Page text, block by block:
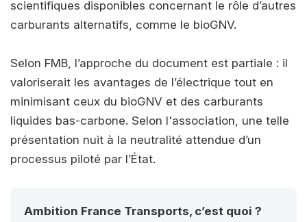
scientifiques disponibles concernant le rôle d’autres
carburants alternatifs, comme le bioGNV.
Selon FMB, l’approche du document est partiale : il
valoriserait les avantages de l’électrique tout en
minimisant ceux du bioGNV et des carburants
liquides bas-carbone. Selon l'association, une telle
présentation nuit à la neutralité attendue d’un
processus piloté par l’État.
Ambition France Transports, c’est quoi ?